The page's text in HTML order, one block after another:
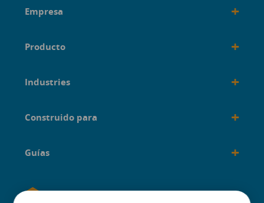
Empresa +
Producto +
Industries +
Construido para +
Guías +